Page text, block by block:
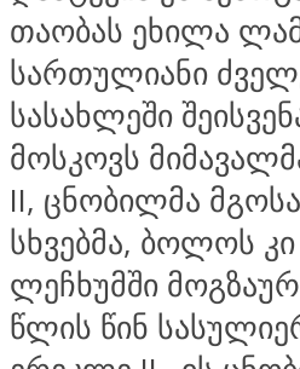
თაობას ეხილა
სართულიანი
სასახლეში
მოსკოვს
II, ცნობილმა
სხვებმა, ბოლოს
ლეჩხუმში
წლის წინ